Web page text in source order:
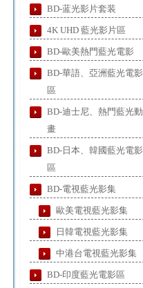
BD-蓝光影片套装
4K UHD 藍光影片區
BD-歐美熱門藍光電影
BD-華語、亞洲藍光電影
區
BD-迪士尼、熱門藍光動
畫
BD-日本、韓國藍光電影
區
BD-電視藍光影集
歐美電視藍光影集
日韓電視藍光影集
中港台電視藍光影集
BD-印度藍光電影區